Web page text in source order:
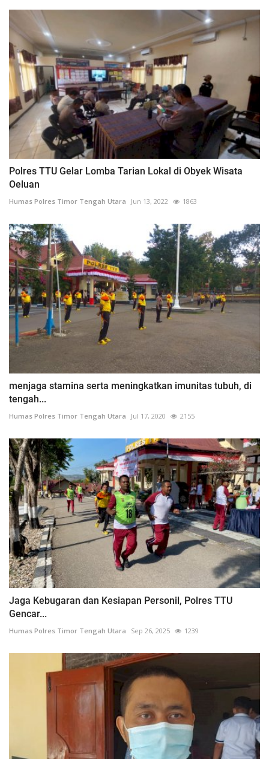
Polres TTU Gelar Lomba Tarian Lokal di Obyek Wisata
Oeluan
Humas Polres Timor Tengah Utara Jun 13, 2022 1863
menjaga stamina serta meningkatkan imunitas tubuh, di
tengah...
Humas Polres Timor Tengah Utara Jul 17, 2020 2155
Jaga Kebugaran dan Kesiapan Personil, Polres TTU
Gencar...
Humas Polres Timor Tengah Utara Sep 26, 2025 1239